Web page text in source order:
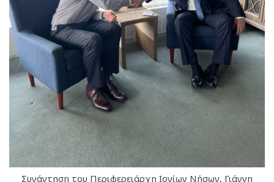
Συνάντηση του Περιφερειάρχη Ιονίων Νήσων, Γιάννη